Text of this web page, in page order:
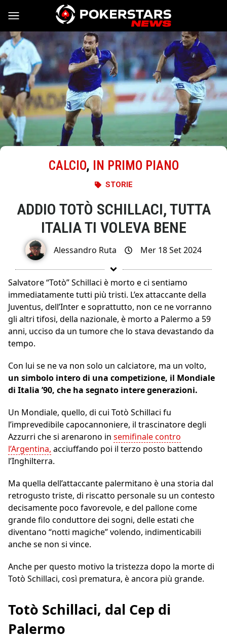
Vai al contenuto
CALCIO, IN PRIMO PIANO
STORIE
ADDIO TOTÒ SCHILLACI, TUTTA
ITALIA TI VOLEVA BENE
Alessandro Ruta Mer 18 Set 2024
Salvatore “Totò” Schillaci è morto e ci sentiamo
immediatamente tutti più tristi. L’ex attaccante della
Juventus, dell’Inter e soprattutto, non ce ne vorranno
gli altri tifosi, della nazionale, è morto a Palermo a 59
anni, ucciso da un tumore che lo stava devastando da
tempo.
Con lui se ne va non solo un calciatore, ma un volto,
un simbolo intero di una competizione, il Mondiale
di Italia ’90, che ha segnato intere generazioni.
Un Mondiale, quello, di cui Totò Schillaci fu
l’imprevedibile capocannoniere, il trascinatore degli
Azzurri che si arenarono in semifinale contro
l’Argentina, acciuffando poi il terzo posto battendo
l’Inghilterra.
Ma quella dell’attaccante palermitano è una storia dal
retrogusto triste, di riscatto personale su un contesto
decisamente poco favorevole, e del pallone come
grande filo conduttore dei sogni, delle estati che
diventano “notti magiche” volendo, indimenticabili
anche se non si vince.
Anche per questo motivo la tristezza dopo la morte di
Totò Schillaci, così prematura, è ancora più grande.
Totò Schillaci, dal Cep di
Palermo